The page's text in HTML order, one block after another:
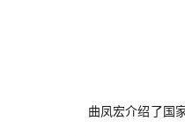
曲凤宏介绍了国